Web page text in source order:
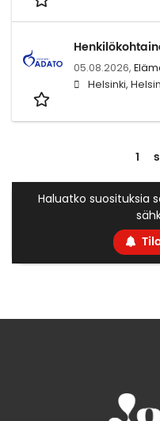
05.08.2026,
Helsinki,
1
Haluatko suosituksia